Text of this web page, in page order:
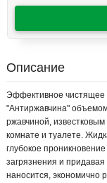
Описание
Эффективное чистящее
"Антиржавчина"
ржавчиной,
комнате и туалете.
глубокое
загрязнения и
наносится, экономично